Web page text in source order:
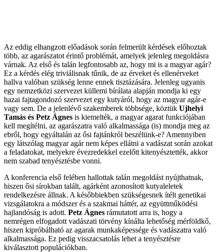
Az eddig elhangzott előadások során felmerült kérdések előhoztak
több, az agarászatot érintő problémát, amelyek jelenleg megoldásra
várnak. Az első és talán legfontosabb az, hogy mi is a magyar agár?
Ez a kérdés elég triviálisnak tűnik, de az érveket és ellenérveket
hallva valóban szükség lenne ennek tisztázására. Jelenleg ugyanis
egy nemzetközi szervezet küllemi bírálata alapján mondja ki egy
hazai fajtagondozó szervezet egy kutyáról, hogy az magyar agár-e
vagy sem. De a jelenlévő szakemberek többsége, köztük Ujhelyi
Tamás és Petz Ágnes is kiemelték, a magyar agarat funkciójában
kell megítélni, az agarászatra való alkalmassága (is) mondja meg az
ebről, hogy egyáltalán az ősi fajtánkról beszélünk-e? Amennyiben
egy látszólag magyar agár nem képes ellátni a vadászat során azokat
a feladatokat, melyekre évezredekkel ezelőtt kitenyésztették, akkor
nem szabad tenyésztésbe vonni.
A konferencia első felében hallottak talán megoldást nyújthatnak,
hiszen ősi sírokban talált, agárként azonosított kutyaleletek
rendelkezésre állnak. A későbbiekben szükségesnek ítélt genetikai
vizsgálatokra a módszer és a szakmai háttér, az együttműködési
hajlandóság is adott. Petz Ágnes rámutatott arra is, hogy a
nemrégen elfogadott vadászati törvény kínálta lehetőség mérföldkő,
hiszen kipróbálható az agarak munkaképessége és vadászatra való
alkalmassága. Ez pedig visszacsatolás lehet a tenyésztésre
kiválasztott populációkban.